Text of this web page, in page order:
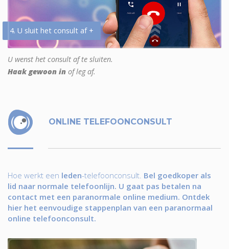
4. U sluit het consult af +
U wenst het consult af te sluiten.
Haak gewoon in of leg af.
ONLINE TELEFOONCONSULT
Hoe werkt een leden-telefoonconsult. Bel goedkoper als
lid naar normale telefoonlijn. U gaat pas betalen na
contact met een paranormale online medium. Ontdek
hier het eenvoudige stappenplan van een paranormaal
online telefoonconsult.